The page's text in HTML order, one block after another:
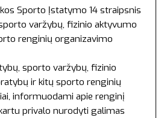
Sporto Įstatymo 14 straipsnis
varžybų, fizinio aktyvumo
renginių organizavimo
sporto varžybų, fizinio
ir kitų sporto renginių
informuodami apie renginį
privalo nurodyti galimas